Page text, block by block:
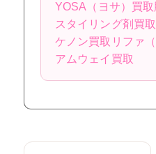
YOSA（ヨサ）買取
スタイリング剤買取
ケノン買取 リファ
アムウェイ買取